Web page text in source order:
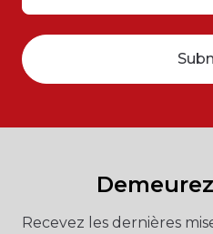
Recevez les dernières